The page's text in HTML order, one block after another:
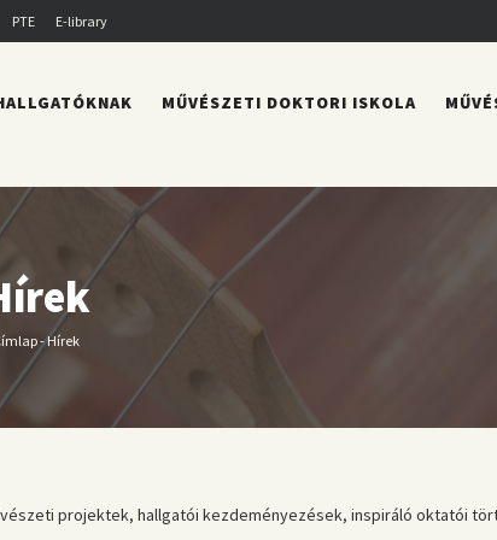
PTE E-library
MŰVÉSZETI DOKTORI ISKOLA
Morzsa
-Hírek
projektek, hallgatói kezdeményezések, inspiráló oktatói